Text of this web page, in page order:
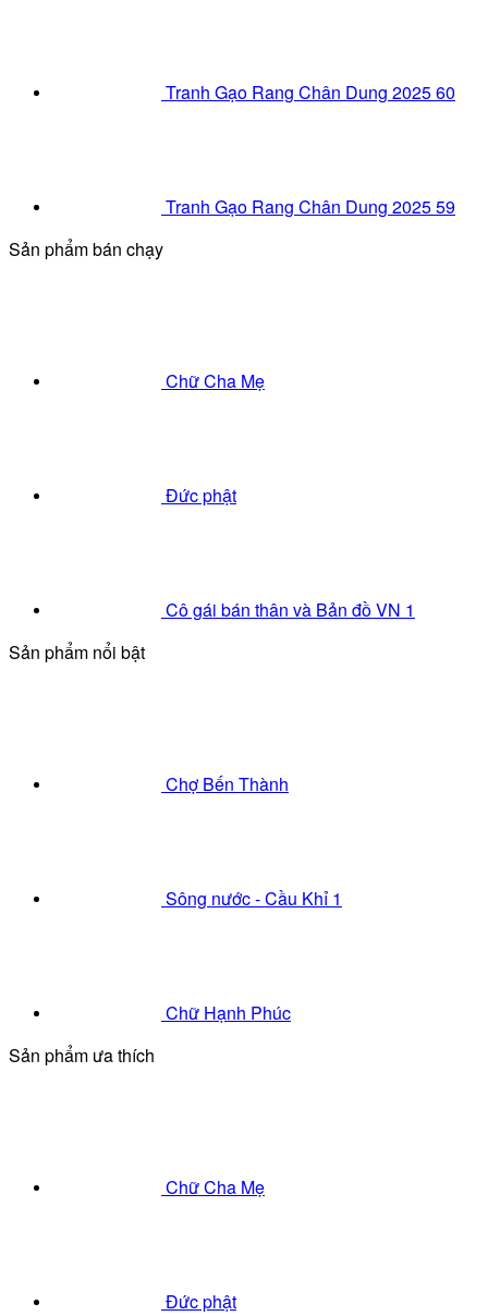
Tranh Gạo Rang Chân Dung 2025 60
Tranh Gạo Rang Chân Dung 2025 59
Sản phẩm bán chạy
Chữ Cha Mẹ
Đức phật
Cô gái bán thân và Bản đồ VN 1
Sản phẩm nổi bật
Chợ Bến Thành
Sông nước - Cầu Khỉ 1
Chữ Hạnh Phúc
Sản phẩm ưa thích
Chữ Cha Mẹ
Đức phật